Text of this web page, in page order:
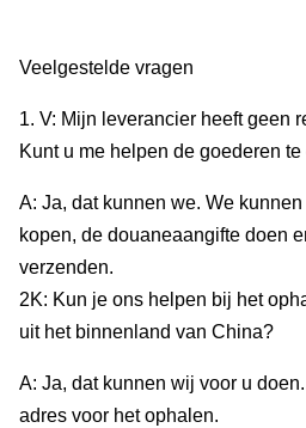
Veelgestelde vragen
1. V: Mijn leverancier heeft geen
Kunt u me helpen de goederen
A: Ja, dat kunnen we. We
kopen, de douaneaangifte doen
verzenden.
2K: Kun je ons helpen bij het
uit het binnenland van China?
A: Ja, dat kunnen wij voor u
adres voor het ophalen.